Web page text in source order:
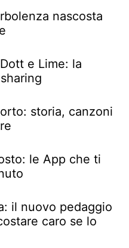
nascosta
e Lime: la
storia, canzoni
le App che ti
il nuovo pedaggio
caro se lo